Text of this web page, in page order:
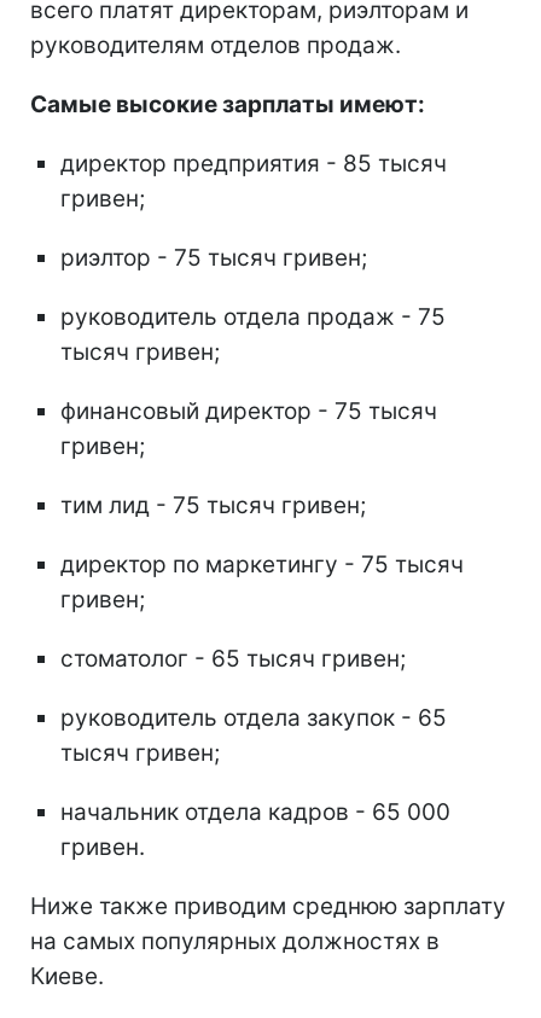
всего платят директорам, риэлторам и
руководителям отделов продаж.
Самые высокие зарплаты имеют:
директор предприятия - 85 тысяч
гривен;
риэлтор - 75 тысяч гривен;
руководитель отдела продаж - 75
тысяч гривен;
финансовый директор - 75 тысяч
гривен;
тим лид - 75 тысяч гривен;
директор по маркетингу - 75 тысяч
гривен;
стоматолог - 65 тысяч гривен;
руководитель отдела закупок - 65
тысяч гривен;
начальник отдела кадров - 65 000
гривен.
Ниже также приводим среднюю зарплату
на самых популярных должностях в
Киеве.